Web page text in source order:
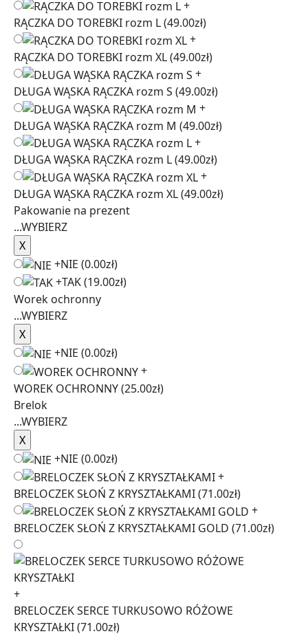
+
RĄCZKA DO TOREBKI rozm L(49.00zł)
+
RĄCZKA DO TOREBKI rozm XL(49.00zł)
+
DŁUGA WĄSKA RĄCZKA rozm S (49.00zł)
+
DŁUGA WĄSKA RĄCZKA rozm M (49.00zł)
+
DŁUGA WĄSKA RĄCZKA rozm L(49.00zł)
+
DŁUGA WĄSKA RĄCZKA rozm XL(49.00zł)
Pakowanie na prezent
...WYBIERZ
+NIE (0.00zł)
+TAK(19.00zł)
Worek ochronny
...WYBIERZ
+NIE (0.00zł)
+
WOREK OCHRONNY(25.00zł)
Brelok
...WYBIERZ
+NIE (0.00zł)
+
BRELOCZEK SŁOŃ Z KRYSZTAŁKAMI(71.00zł)
+
BRELOCZEK SŁOŃ Z KRYSZTAŁKAMI GOLD (71.00zł)
+
BRELOCZEK SERCE TURKUSOWO RÓŻOWE
KRYSZTAŁKI(71.00zł)